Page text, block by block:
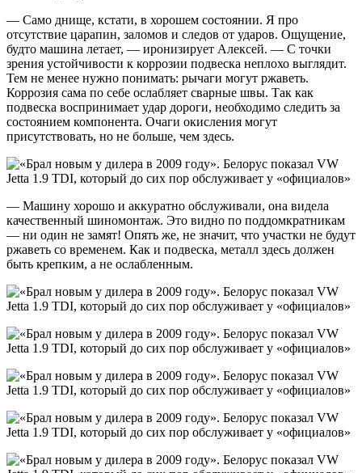
— Само днище, кстати, в хорошем состоянии. Я про
отсутствие царапин, заломов и следов от ударов. Ощущение,
будто машина летает, — иронизирует Алексей. — С точки
зрения устойчивости к коррозии подвеска неплохо выглядит.
Тем не менее нужно понимать: рычаги могут ржаветь.
Коррозия сама по себе ослабляет сварные швы. Так как
подвеска воспринимает удар дороги, необходимо следить за
состоянием компонента. Очаги окисления могут
присутствовать, но не больше, чем здесь.
— Машину хорошо и аккуратно обслуживали, она видела
качественный шиномонтаж. Это видно по поддомкратникам
— ни один не замят! Опять же, не значит, что участки не будут
ржаветь со временем. Как и подвеска, металл здесь должен
быть крепким, а не ослабленным.